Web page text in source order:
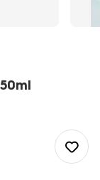
dagcreme/